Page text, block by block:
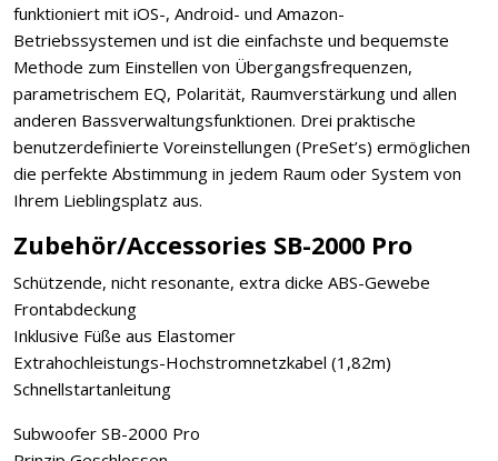
funktioniert mit iOS-, Android- und Amazon-
Betriebssystemen und ist die einfachste und bequemste
Methode zum Einstellen von Übergangsfrequenzen,
parametrischem EQ, Polarität, Raumverstärkung und allen
anderen Bassverwaltungsfunktionen. Drei praktische
benutzerdefinierte Voreinstellungen (PreSet’s) ermöglichen
die perfekte Abstimmung in jedem Raum oder System von
Ihrem Lieblingsplatz aus.
Zubehör/Accessories SB-2000 Pro
Schützende, nicht resonante, extra dicke ABS-Gewebe
Frontabdeckung
Inklusive Füße aus Elastomer
Extrahochleistungs-Hochstromnetzkabel (1,82m)
Schnellstartanleitung
Subwoofer SB-2000 Pro